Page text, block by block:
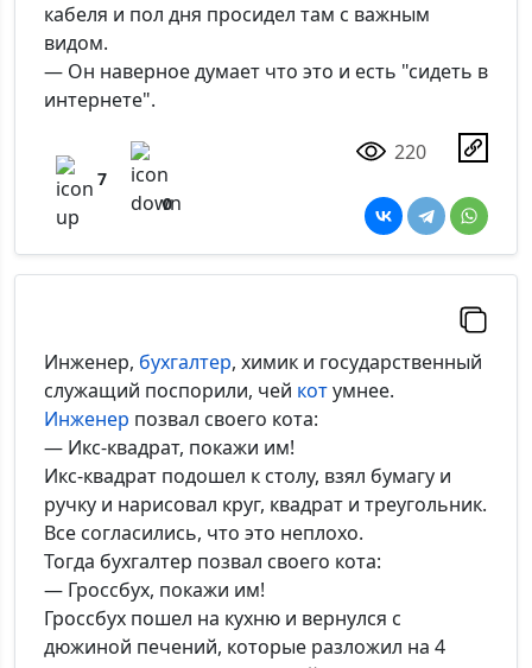
кабеля и пол дня просидел там с важным
видом.
— Он наверное думает что это и есть "сидеть в
интернете".
7
0
220
Инженер, бухгалтер, химик и государственный
служащий поспорили, чей котумнее.
Инженер позвал своего кота:
— Икс-квадрат, покажи им!
Икс-квадрат подошел к столу, взял бумагу и
ручку и нарисовал круг, квадрат и треугольник.
Все согласились, что это неплохо.
Тогда бухгалтер позвал своего кота:
— Гроссбух, покажи им!
Гроссбух пошел на кухню и вернулся с
дюжиной печений, которые разложил на 4